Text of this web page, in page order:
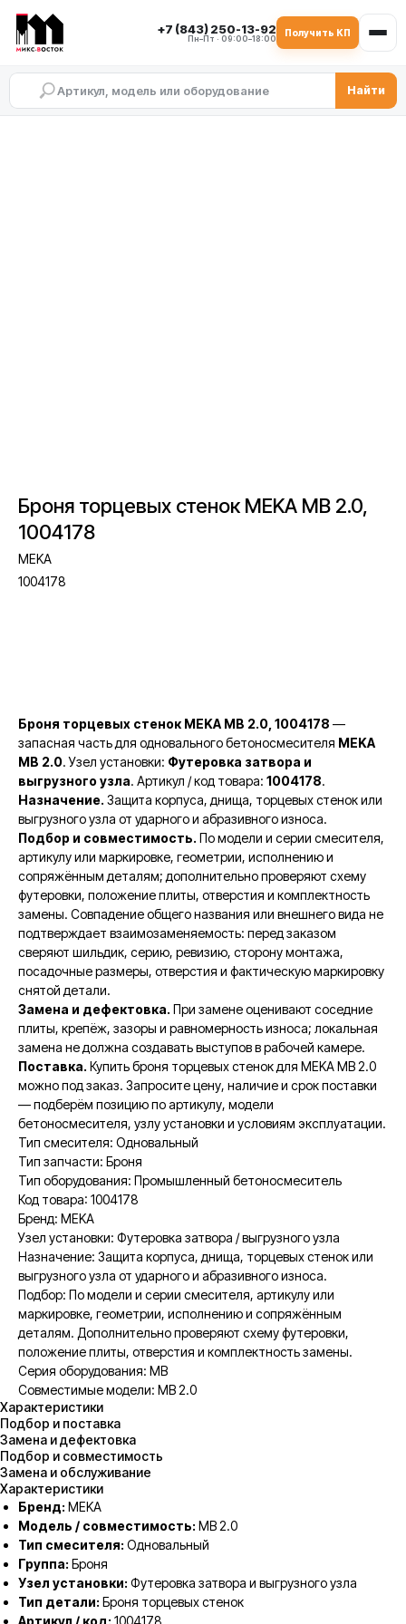
+7 (843) 250-13-92
Пн–Пт · 09:00–18:00
Получить КП
Найти
Броня торцевых стенок MEKA MB 2.0,
1004178
MEKA
1004178
Броня торцевых стенок MEKA MB 2.0, 1004178 —
запасная часть для одновального бетоносмесителя MEKA
MB 2.0. Узел установки: Футеровка затвора и
выгрузного узла. Артикул / код товара: 1004178.
Назначение. Защита корпуса, днища, торцевых стенок или
выгрузного узла от ударного и абразивного износа.
Подбор и совместимость. По модели и серии смесителя,
артикулу или маркировке, геометрии, исполнению и
сопряжённым деталям; дополнительно проверяют схему
футеровки, положение плиты, отверстия и комплектность
замены. Совпадение общего названия или внешнего вида не
подтверждает взаимозаменяемость: перед заказом
сверяют шильдик, серию, ревизию, сторону монтажа,
посадочные размеры, отверстия и фактическую маркировку
снятой детали.
Замена и дефектовка. При замене оценивают соседние
плиты, крепёж, зазоры и равномерность износа; локальная
замена не должна создавать выступов в рабочей камере.
Поставка. Купить броня торцевых стенок для MEKA MB 2.0
можно под заказ. Запросите цену, наличие и срок поставки
— подберём позицию по артикулу, модели
бетоносмесителя, узлу установки и условиям эксплуатации.
Тип смесителя: Одновальный
Тип запчасти: Броня
Тип оборудования: Промышленный бетоносмеситель
Код товара: 1004178
Бренд: MEKA
Узел установки: Футеровка затвора / выгрузного узла
Назначение: Защита корпуса, днища, торцевых стенок или
выгрузного узла от ударного и абразивного износа.
Подбор: По модели и серии смесителя, артикулу или
маркировке, геометрии, исполнению и сопряжённым
деталям. Дополнительно проверяют схему футеровки,
положение плиты, отверстия и комплектность замены.
Серия оборудования: MB
Совместимые модели: MB 2.0
Характеристики
Подбор и поставка
Замена и дефектовка
Подбор и совместимость
Замена и обслуживание
Характеристики
Бренд: MEKA
Модель / совместимость: MB 2.0
Тип смесителя: Одновальный
Группа: Броня
Узел установки: Футеровка затвора и выгрузного узла
Тип детали: Броня торцевых стенок
Артикул / код: 1004178